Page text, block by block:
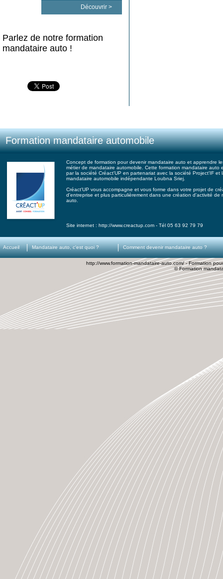
Découvrir >
Parlez de notre formation
mandataire auto !
Formation mandataire automobile
Concept de formation pour devenir mandataire auto et apprendre
métier de mandataire automobile. Cette formation mandataire auto
par la société Créact'UP en partenariat avec la société Project'IF et
mandataire automobile indépendante Loubna Sriej.
Créact'UP vous accompagne et vous forme dans votre projet de
d'entreprise et plus particulièrement dans une création d'activité de
auto.
Site internet : http://www.creactup.com - Tél 05 63 92 79 79
Accueil Mandataire auto, c'est quoi ? Comment devenir mandataire auto ?
http://www.formation-mandataire-auto.com/ - Formation
© Formation